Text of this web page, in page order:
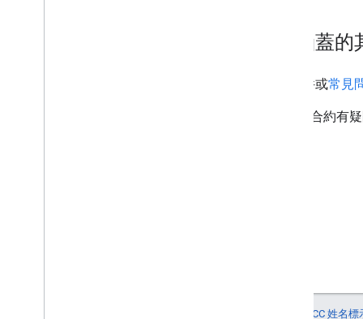
如果我有這份文件未涵蓋
如果您有任何技術問題，而本文件或常見
如果您與 Google 達成協議，並對合約有
創用 CC 姓名